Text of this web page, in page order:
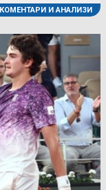
КОМЕНТАРИ И АНАЛИЗИ